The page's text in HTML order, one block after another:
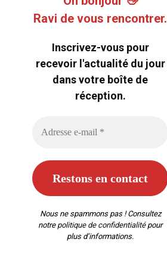
Ravi de vous rencontrer.
Inscrivez-vous pour
recevoir l'actualité du jour
dans votre boîte de
réception.
Nous ne spammons pas ! Consultez
notre politique de confidentialitépour
plus d’informations.